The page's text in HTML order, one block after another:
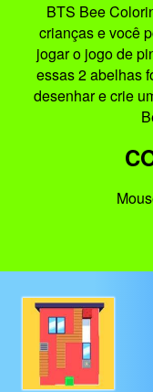
BTS Bee
crianças e você
jogar o jogo de
essas 2 abelhas
desenhar e crie